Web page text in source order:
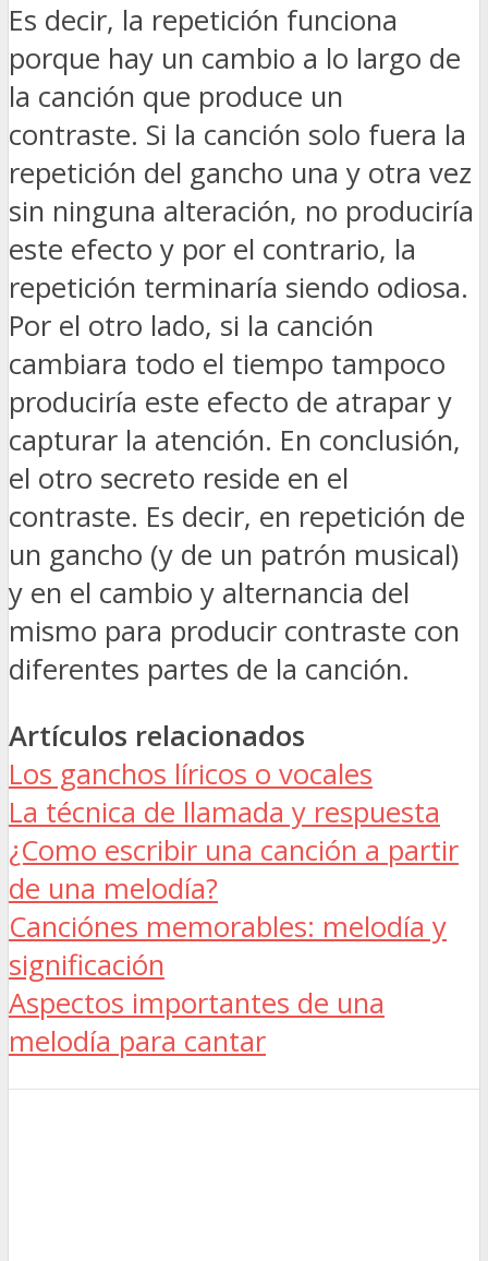
Es decir, la repetición funciona
porque hay un cambio a lo largo de
la canción que produce un
contraste. Si la canción solo fuera la
repetición del gancho una y otra vez
sin ninguna alteración, no produciría
este efecto y por el contrario, la
repetición terminaría siendo odiosa.
Por el otro lado, si la canción
cambiara todo el tiempo tampoco
produciría este efecto de atrapar y
capturar la atención. En conclusión,
el otro secreto reside en el
contraste. Es decir, en repetición de
un gancho (y de un patrón musical)
y en el cambio y alternancia del
mismo para producir contraste con
diferentes partes de la canción.
Artículos relacionados
Los ganchos líricos o vocales
La técnica de llamada y respuesta
¿Como escribir una canción a partir
de una melodía?
Canciónes memorables: melodía y
significación
Aspectos importantes de una
melodía para cantar